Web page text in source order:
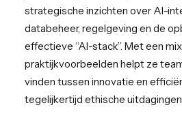
strategische inzichten over AI-
databeheer, regelgeving en de
effectieve “AI-stack”. Met een
praktijkvoorbeelden helpt ze
vinden tussen innovatie en
tegelijkertijd ethische